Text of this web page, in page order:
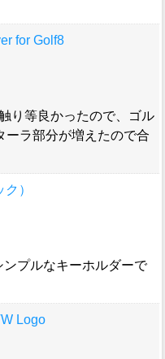
for Golf8
り等良かったので、ゴル
ーラ部分が増えたので合
）
プルなキーホルダーで
Logo